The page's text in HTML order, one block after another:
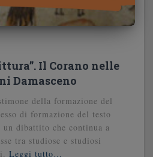
Il Corano nelle
Damasceno
della formazione del
di formazione del testo
dibattito che continua a
tra studiose e studiosi
Leggi tutto…